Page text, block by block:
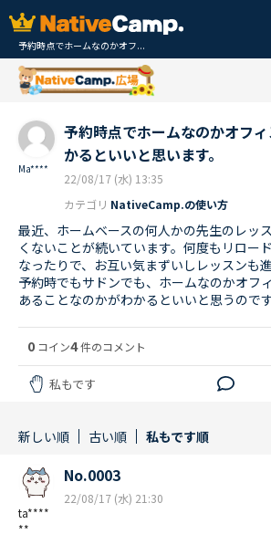
予約時点でホームなのかオフ...
Ma****
予約時点でホームなのかオフ
かるといいと思います。
22/08/17 (水) 13:35
カテゴリ NativeCamp.の使い方
最近、ホームベースの何人かの先生のレッ
くないことが続いています。何度もリロー
なったりで、お互い気まずいしレッスンも進
予約時でもサドンでも、ホームなのかオフ
あることなのかがわかるといいと思うので
0 コイン4件のコメント
私もです
新しい順 古い順 私もです順
ta****
**
No.0003
22/08/17 (水) 21:30